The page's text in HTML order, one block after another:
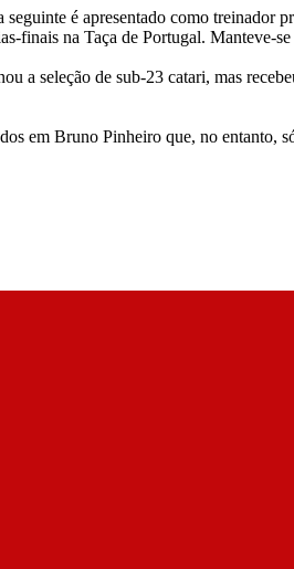
é apresentado como
finais na Taça de Portugal. Manteve-
a seleção de sub-23 catari, mas
em Bruno Pinheiro que, no